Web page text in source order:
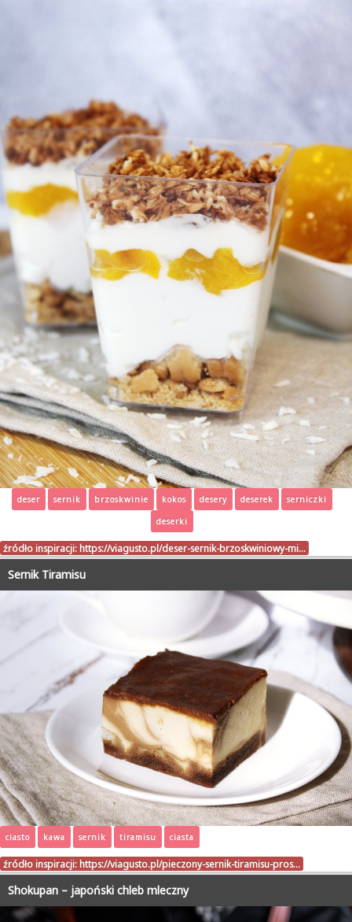
deser sernik brzoskwinie kokos desery deserek
serniczki
deserki
źródło inspiracji: https://viagusto.pl/deser-sernik-brzoskwiniowy-mi…
Sernik Tiramisu
ciasto kawa sernik tiramisu ciasta
źródło inspiracji: https://viagusto.pl/pieczony-sernik-tiramisu-pros…
Shokupan – japoński chleb mleczny